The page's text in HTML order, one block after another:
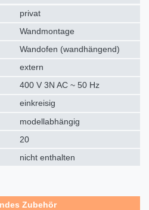
privat
Wandmontage
Wandofen (wandhängend)
extern
400 V 3N AC ~ 50 Hz
einkreisig
modellabhängig
20
nicht enthalten
Zubehör